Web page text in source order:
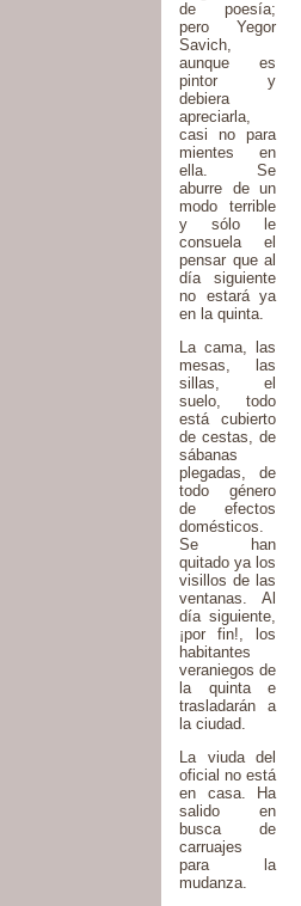
de poesía;
pero Yegor
Savich,
aunque es
pintor y
debiera
apreciarla,
casi no para
mientes en
ella. Se
aburre de un
modo terrible
y sólo le
consuela el
pensar que al
día siguiente
no estará ya
en la quinta.
La cama, las
mesas, las
sillas, el
suelo, todo
está cubierto
de cestas, de
sábanas
plegadas, de
todo género
de efectos
domésticos.
Se han
quitado ya los
visillos de las
ventanas. Al
día siguiente,
¡por fin!, los
habitantes
veraniegos de
la quinta e
trasladarán a
la ciudad.
La viuda del
oficial no está
en casa. Ha
salido en
busca de
carruajes
para la
mudanza.